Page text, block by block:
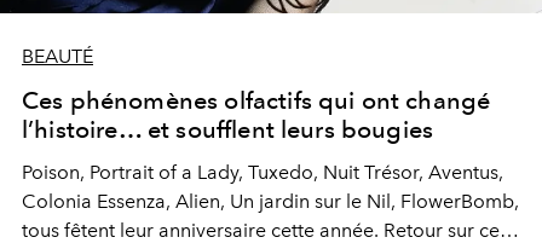
BEAUTÉ
Ces phénomènes olfactifs qui ont changé
l’histoire… et soufflent leurs bougies
Poison, Portrait of a Lady, Tuxedo, Nuit Trésor, Aventus,
Colonia Essenza, Alien, Un jardin sur le Nil, FlowerBomb,
tous fêtent leur anniversaire cette année. Retour sur ces